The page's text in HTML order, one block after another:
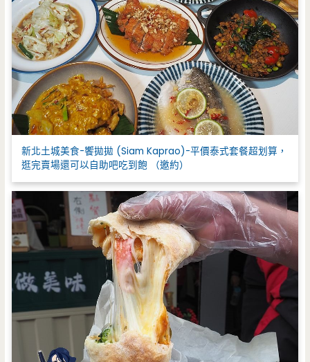
新北土城美食-饗拋拋 (Siam Kaprao)-平價泰式套餐超划算，
逛完賣場還可以自助吧吃到飽 （邀約）